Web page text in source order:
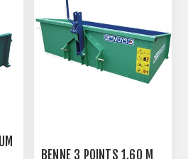
BENNE 3 POINTS 1,60 M